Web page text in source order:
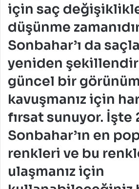
için saç
düşünme
Sonbahar’ı da
yeniden
güncel bir
kavuşmanız için
fırsat sunuyor. İşte
Sonbahar’ın en
renkleri ve bu
ulaşmanız için